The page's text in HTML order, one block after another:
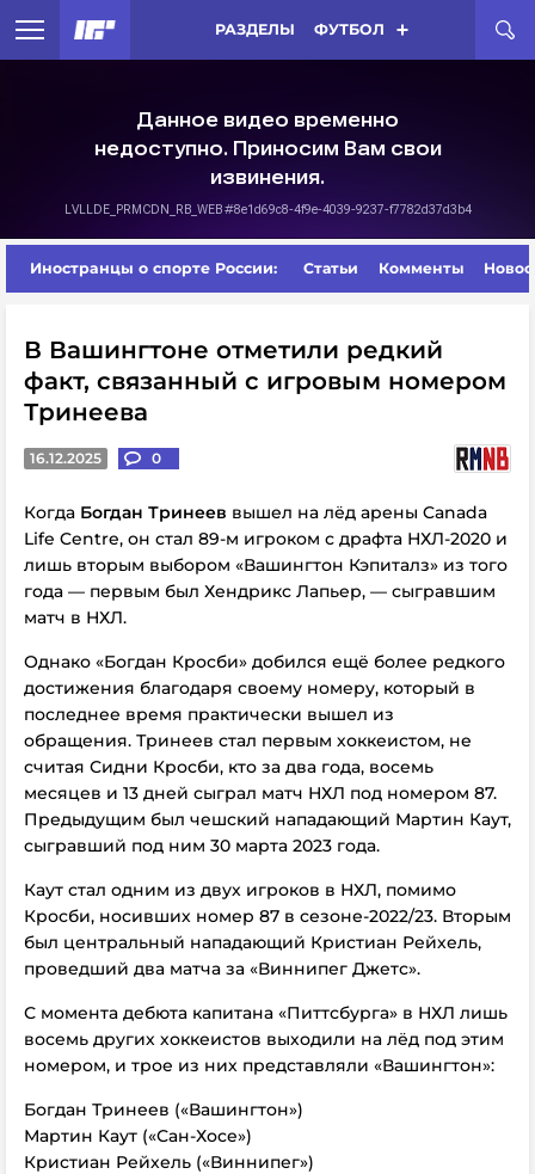
РАЗДЕЛЫ ФУТБОЛ
Иностранцы о спорте России: Статьи Комменты
В Вашингтоне отметили редкий
факт, связанный с игровым номером
Тринеева
16.12.2025 0
Когда Богдан Тринеев вышел на лёд арены Canada
Life Centre, он стал 89-м игроком с драфта НХЛ-2020 и
лишь вторым выбором «Вашингтон Кэпиталз» из того
года — первым был Хендрикс Лапьер, — сыгравшим
матч в НХЛ.
Однако «Богдан Кросби» добился ещё более редкого
достижения благодаря своему номеру, который в
последнее время практически вышел из
обращения. Тринеев стал первым хоккеистом, не
считая Сидни Кросби, кто за два года, восемь
месяцев и 13 дней сыграл матч НХЛ под номером 87.
Предыдущим был чешский нападающий Мартин Каут,
сыгравший под ним 30 марта 2023 года.
Каут стал одним из двух игроков в НХЛ, помимо
Кросби, носивших номер 87 в сезоне-2022/23. Вторым
был центральный нападающий Кристиан Рейхель,
проведший два матча за «Виннипег Джетс».
С момента дебюта капитана «Питтсбурга» в НХЛ лишь
восемь других хоккеистов выходили на лёд под этим
номером, и трое из них представляли «Вашингтон»:
Богдан Тринеев («Вашингтон»)
Мартин Каут («Сан-Хосе»)
Кристиан Рейхель («Виннипег»)